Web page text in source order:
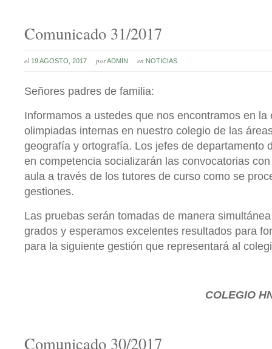
Comunicado 31/2017
el 19 AGOSTO, 2017 porADMIN en NOTICIAS
Señores padres de familia:
Informamos a ustedes que nos encontramos en la
olimpiadas internas en nuestro colegio de las
geografía y ortografía. Los jefes de departamento
en competencia socializarán las convocatorias
aula a través de los tutores de curso como se
gestiones.
Las pruebas serán tomadas de manera
grados y esperamos excelentes resultados para
para la siguiente gestión que representará al
COLEGIO
Comunicado 30/2017